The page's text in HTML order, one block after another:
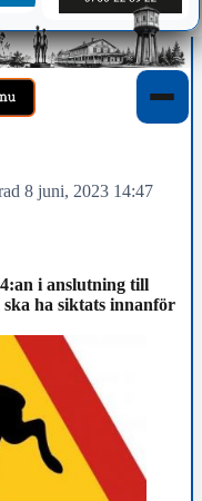
8 juni, 2023 14:47
i anslutning till
ha siktats innanför